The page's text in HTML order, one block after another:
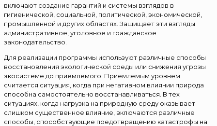
включают создание гарантий и системы взглядов в
гигиенической, социальной, политической, экономической,
промышленной и других областях. Защищает эти взгляды
административное, уголовное и гражданское
законодательство.
Для реализации программы используют различные способы
восстановления экологической среды или снижения угрозы
экосистеме до приемлемого. Приемлемым уровнем
считается ситуация, когда при негативном влиянии природа
способна самостоятельно восстанавливаться. В тех
ситуациях, когда нагрузка на природную среду оказывает
слишком существенное влияние, включаются различные
способы, способствующие предотвращению катастрофы на